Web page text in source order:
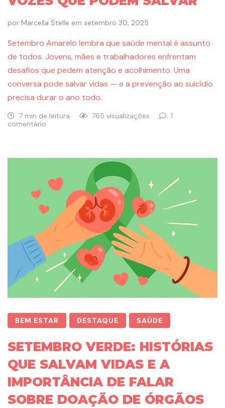
por Marcella Stelle em setembro 30, 2025
Setembro Amarelo lembra que saúde mental é assunto
de todos. Jovens, mães e trabalhadores enfrentam
desafios que pedem atenção e acolhimento. Uma
conversa pode salvar vidas — e a prevenção ao suicídio
precisa durar o ano todo.
7 min de leitura 765 visualizações
1
comentário
BEM ESTAR DESTAQUE SAÚDE
SETEMBRO VERDE: HISTÓRIAS
QUE SALVAM VIDAS E A
IMPORTÂNCIA DE FALAR
SOBRE DOAÇÃO DE ÓRGÃOS